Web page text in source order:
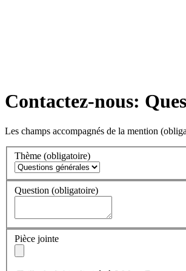
Contactez-nous:
Les champs accompagnés de la mention
Thème (obligatoire)
Question (obligatoire)
Pièce jointe